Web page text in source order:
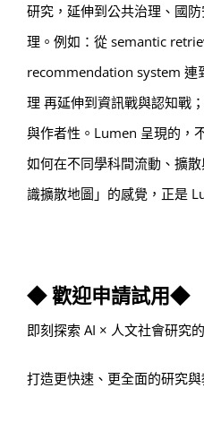
研究，延伸到公共治理、國
理。例如：從 semantic
recommendation system 連
理 再延伸到資訊戰與認知戰
與作者性。Lumen 呈現的，
如何在不同學科間流動、擴
識擴散地圖」的感覺，正是
◆ 歡迎申請試用◆
即刻探索 AI × 人文社會研究
打造更快速、更全面的研究